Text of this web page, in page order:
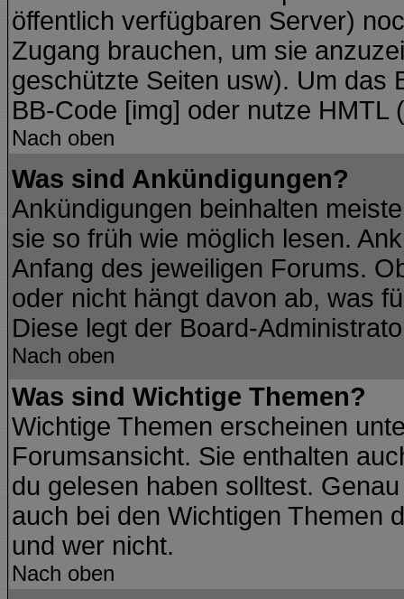
öffentlich verfügbaren Server)
Zugang brauchen, um sie
geschützte Seiten usw). Um das
BB-Code [img] oder nutze HMTL
Nach oben
Was sind Ankündigungen?
Ankündigungen beinhalten
sie so früh wie möglich lesen.
Anfang des jeweiligen Forums.
oder nicht hängt davon ab, was
Diese legt der Board-
Nach oben
Was sind Wichtige Themen?
Wichtige Themen erscheinen
Forumsansicht. Sie enthalten
du gelesen haben solltest.
auch bei den Wichtigen Themen
und wer nicht.
Nach oben